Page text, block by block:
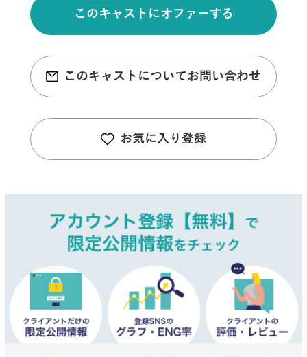
このキャストにオファーする
このキャストについてお問い合わせ
お気に入り登録